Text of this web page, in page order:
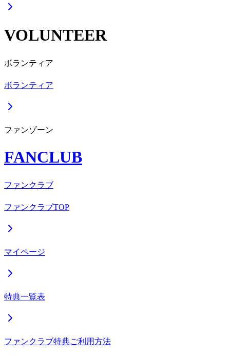
VOLUNTEER
ボランティア
ボランティア
ファンゾーン
FANCLUB
ファンクラブ
ファンクラブTOP
マイページ
特典一覧表
ファンクラブ特典ご利用方法